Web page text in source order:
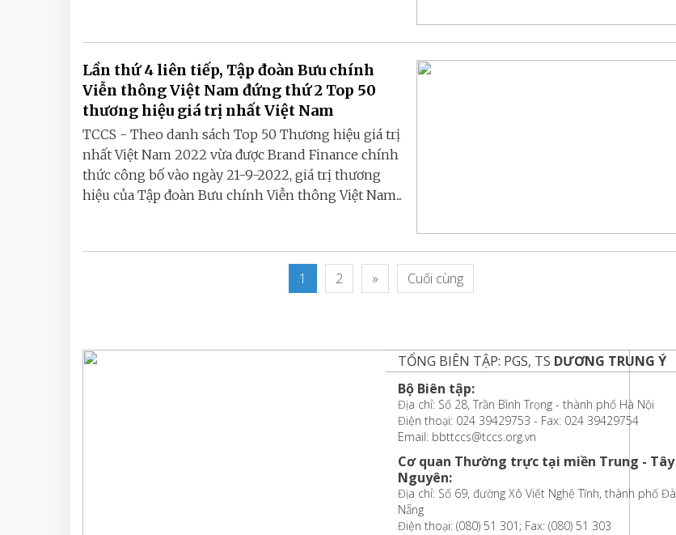
Lần thứ 4 liên tiếp, Tập đoàn Bưu chính
Viễn thông Việt Nam đứng thứ 2 Top 50
thương hiệu giá trị nhất Việt Nam
TCCS - Theo danh sách Top 50 Thương hiệu giá trị
nhất Việt Nam 2022 vừa được Brand Finance chính
thức công bố vào ngày 21-9-2022, giá trị thương
hiệu của Tập đoàn Bưu chính Viễn thông Việt Nam...
1 2 » Cuối cùng
TỔNG BIÊN TẬP: PGS, TS DƯƠNG TRUNG Ý
Bộ Biên tập:
Địa chỉ: Số 28, Trần Bình Trọng - thành phố Hà Nội
Điện thoại: 024 39429753 - Fax: 024 39429754
Email: bbttccs@tccs.org.vn
Cơ quan Thường trực tại miền Trung - Tây
Nguyên:
Địa chỉ: Số 69, đường Xô Viết Nghệ Tĩnh, thành phố Đà
Nẵng
Điện thoại: (080) 51 301; Fax: (080) 51 303